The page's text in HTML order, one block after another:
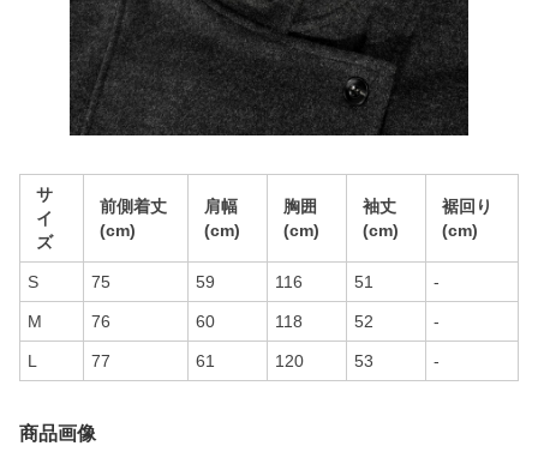
サ
イ
ズ
前側着丈
(cm)
肩幅
(cm)
胸囲
(cm)
袖丈
(cm)
裾回り
(cm)
S 75 59 116 51 -
M 76 60 118 52 -
L 77 61 120 53 -
商品画像